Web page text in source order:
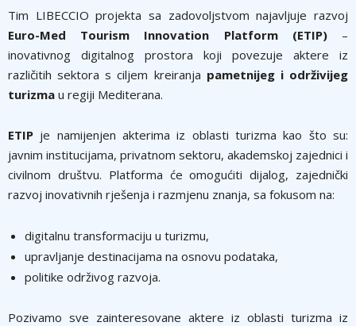
Tim LIBECCIO projekta sa zadovoljstvom najavljuje razvoj
Euro-Med Tourism Innovation Platform (ETIP)–
inovativnog digitalnog prostora koji povezuje aktere iz
različitih sektora s ciljem kreiranja pametnijeg i održivijeg
turizma u regiji Mediterana.
ETIP je namijenjen akterima iz oblasti turizma kao što su:
javnim institucijama, privatnom sektoru, akademskoj zajednici i
civilnom društvu. Platforma će omogućiti dijalog, zajednički
razvoj inovativnih rješenja i razmjenu znanja, sa fokusom na:
digitalnu transformaciju u turizmu,
upravljanje destinacijama na osnovu podataka,
politike održivog razvoja.
Pozivamo sve zainteresovane aktere iz oblasti turizma iz